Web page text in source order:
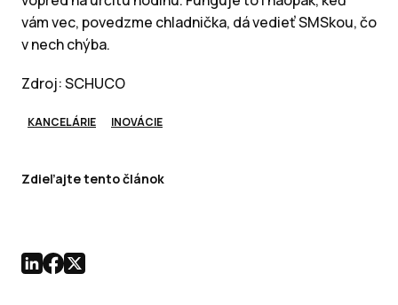
vám vec, povedzme chladnička, dá vedieť SMSkou, čo
v nech chýba.
Zdroj: SCHUCO
KANCELÁRIE INOVÁCIE
Zdieľajte tento článok